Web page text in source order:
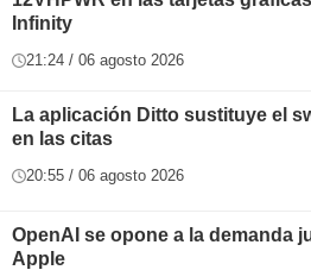
Infinity
21:24 / 06 agosto 2026
La aplicación Ditto sustituye el
en las citas
20:55 / 06 agosto 2026
OpenAI se opone a la demanda
Apple